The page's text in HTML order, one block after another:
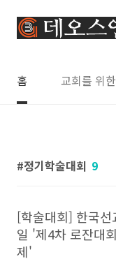
홈 교회를 위
정기학술대회 9
[학술대회] 한국
일 '제4차 로잔대
제'